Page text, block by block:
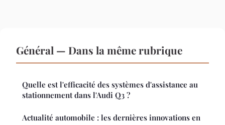
Général — Dans la même rubrique
Quelle est l'efficacité des systèmes d'assistance au
stationnement dans l'Audi Q3 ?
Actualité automobile : les dernières innovations en